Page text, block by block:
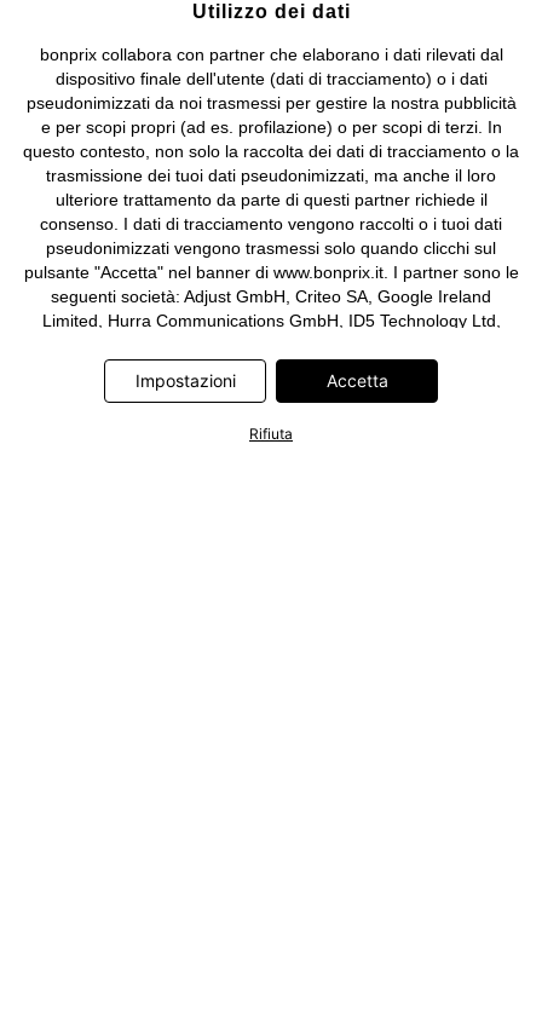
Utilizzo dei dati
bonprix collabora con partner che elaborano i dati rilevati dal
dispositivo finale dell'utente (dati di tracciamento) o i dati
pseudonimizzati da noi trasmessi per gestire la nostra pubblicità
e per scopi propri (ad es. profilazione) o per scopi di terzi. In
questo contesto, non solo la raccolta dei dati di tracciamento o la
trasmissione dei tuoi dati pseudonimizzati, ma anche il loro
ulteriore trattamento da parte di questi partner richiede il
consenso. I dati di tracciamento vengono raccolti o i tuoi dati
pseudonimizzati vengono trasmessi solo quando clicchi sul
pulsante "Accetta" nel banner di www.bonprix.it. I partner sono le
seguenti società: Adjust GmbH, Criteo SA, Google Ireland
Limited, Hurra Communications GmbH, ID5 Technology Ltd,
Limited, Pinterest Europe Limited, RTB-House GmbH, TikTok
Information Technologies UK Limited. Ulteriori informazioni sul
informativa privacy e cookie
Impostazioni Accetta
Rifiuta